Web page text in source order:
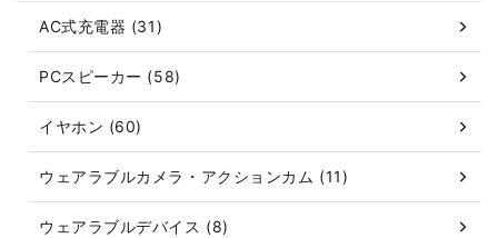
AC式充電器 (31)
PCスピーカー (58)
イヤホン (60)
ウェアラブルカメラ・アクションカム (11)
ウェアラブルデバイス (8)